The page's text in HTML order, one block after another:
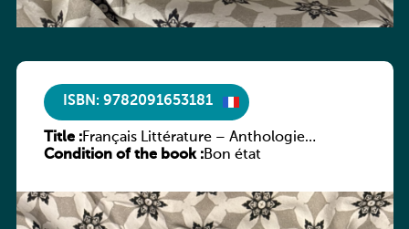
ISBN: 9782091653181
Title :Français Littérature – Anthologie
chronologique 2de/1re
Condition of the book :Bon état